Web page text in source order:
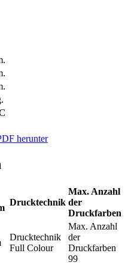
herunter
Drucktechnik
Max. Anzahl
der
Druckfarben
Drucktechnik
Full Colour
Max. Anzahl
der
Druckfarben
99